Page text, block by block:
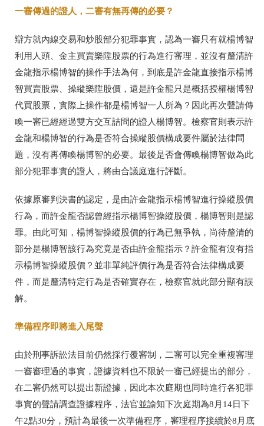
一審傳過的證人，二審有無再傳的必要？
辯方就內線交易和炒股部分犯罪事實，認為一審只有就楊博智
利用人頭、金主買賣樂陞股票的行為進行審理，並沒有釐清許
金龍指示楊博智的操作手法為何，到底是許金龍直接指示楊博
智買賣股票、操縱樂陞股價，還是許金龍只是概括授權楊博智
代買股票，實際上操作都是楊博智一人所為？因此再次聲請傳
喚一審已經經過雙方交互詰問的證人楊博智。檢察官則表示許
金龍和楊博智的行為是否符合操縱股價構成要件屬於法律問
題，沒有再傳喚楊博智的必要。最後是否會傳喚楊博智做為此
部分犯罪事實的證人，將由合議庭進行評斷。
依據原審判決書的認定，是由許金龍指示楊博智進行操縱股價
行為，而許金龍否認曾經指示楊博智操縱股價，楊博智則是認
罪。由此可知，楊博智操縱股價的行為已無爭執，尚待釐清的
部分是楊博智該行為究竟是否由許金龍指示？許金龍有沒有指
示楊博智操縱股價？並非單純評價行為是否符合法律構成要
件，而是釐清特定行為是否確實存在，檢察官就此部分顯有誤
解。
準備程序即將進入尾聲
由於刑事訴訟法目前仍然採行覆審制，二審可以完全重複審理
一審審理過的事實，證據資料也不限於一審已經提出的部分，
在二審仍然可以提出新證據，因此本次庭期也同時進行各犯罪
事實的聲請調查證據程序，法官並諭知下次庭期為8月14日下
午2點30分，預計為最後一次準備程序，審理程序接續於8月底